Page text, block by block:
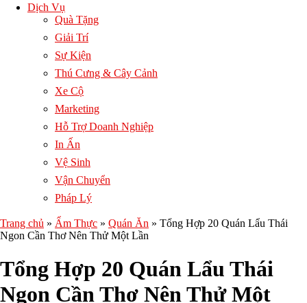
Dịch Vụ
Quà Tặng
Giải Trí
Sự Kiện
Thú Cưng & Cây Cảnh
Xe Cộ
Marketing
Hỗ Trợ Doanh Nghiệp
In Ấn
Vệ Sinh
Vận Chuyển
Pháp Lý
Trang chủ » Ẩm Thực » Quán Ăn » Tổng Hợp 20 Quán Lẩu Thái
Ngon Cần Thơ Nên Thử Một Lần
Tổng Hợp 20 Quán Lẩu Thái
Ngon Cần Thơ Nên Thử Một